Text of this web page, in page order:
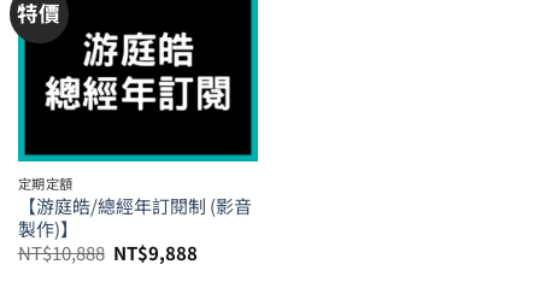
特價
定期定額
【游庭皓/總經年訂閱制 (影音
製作)】
NT$10,888 原
始
NT$9,888